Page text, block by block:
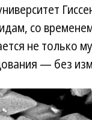
со
не только
— без